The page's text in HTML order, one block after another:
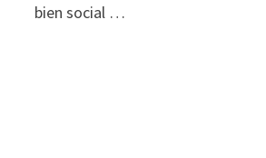
bien social …